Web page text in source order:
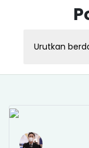
Urutkan